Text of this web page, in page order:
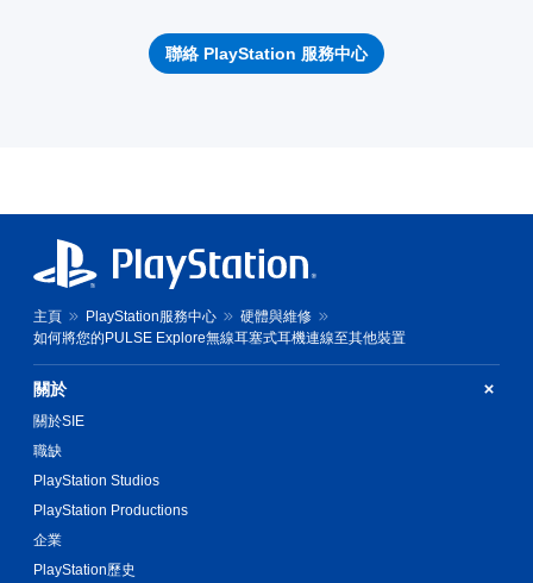
聯絡 PlayStation 服務中心
主頁 PlayStation服務中心
硬體與維修
如何將您的PULSE Explore無線耳塞式耳機連線至其他裝置
關於
關於SIE
職缺
PlayStation Studios
PlayStation Productions
企業
PlayStation歷史